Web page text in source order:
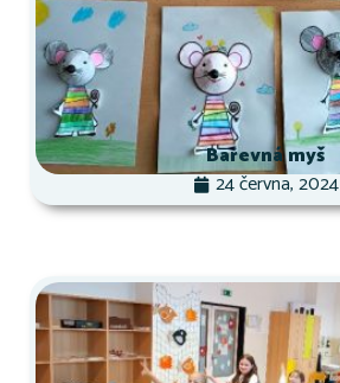
Barevná myš
24 června, 2024